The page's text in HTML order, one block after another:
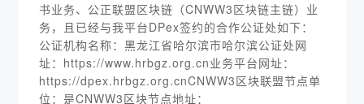
书业务、公正联盟区块链（CNWW3区块链主链）业
务，且已经与我平台DPex签约的合作公证处如下：
公证机构名称：黑龙江省哈尔滨市哈尔滨公证处网
址：https://www.hrbgz.org.cn业务平台网址：
https://dpex.hrbgz.org.cnCNWW3区块联盟节点单
位：是CNWW3区块节点地址：